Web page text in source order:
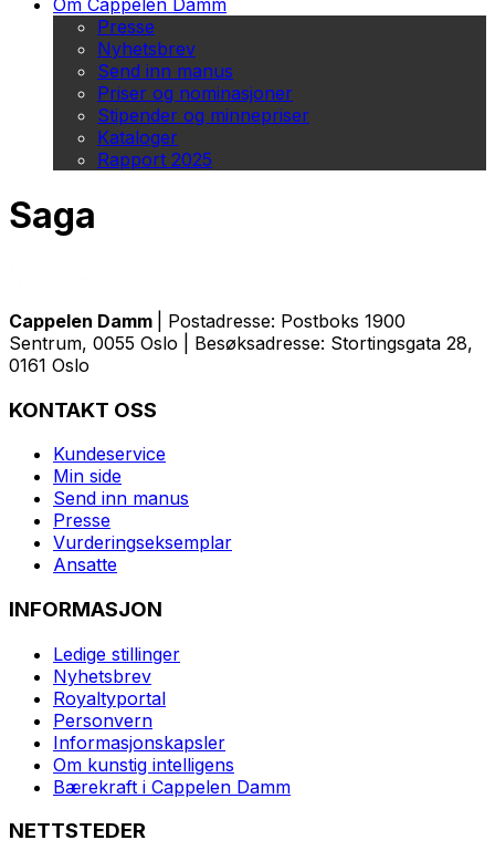
Om Cappelen Damm
Presse
Nyhetsbrev
Send inn manus
Priser og nominasjoner
Stipender og minnepriser
Kataloger
Rapport 2025
Saga
Cappelen Damm
| Postadresse: Postboks 1900
Sentrum, 0055 Oslo | Besøksadresse: Stortingsgata 28,
0161 Oslo
KONTAKT OSS
Kundeservice
Min side
Send inn manus
Presse
Vurderingseksemplar
Ansatte
INFORMASJON
Ledige stillinger
Nyhetsbrev
Royaltyportal
Personvern
Informasjonskapsler
Om kunstig intelligens
Bærekraft i Cappelen Damm
NETTSTEDER